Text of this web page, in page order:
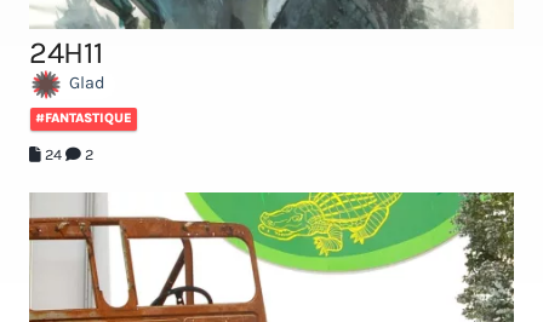
24H11
Glad
#FANTASTIQUE
24 2